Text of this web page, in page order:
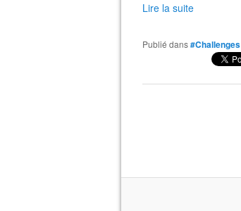
Lire la suite
Publié dans#Challenges